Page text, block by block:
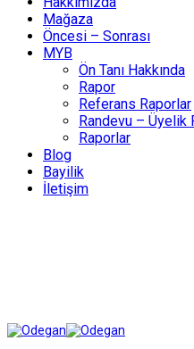
Mağaza
Öncesi – Sonrası
MYB
Ön Tanı Hakkında
Rapor
Referans Raporlar
Randevu – Üyelik
Raporlar
Blog
Bayilik
İletişim